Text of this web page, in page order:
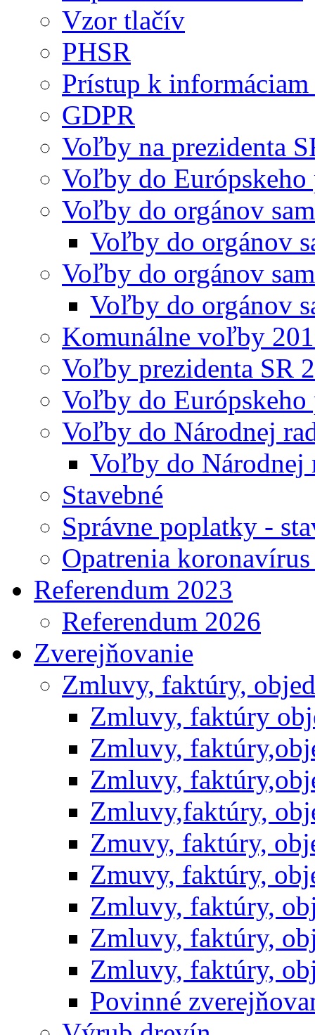
Vzor tlačív
PHSR
Prístup k
GDPR
Voľby na prezidenta
Voľby do Európskeho
Voľby do orgánov
Voľby do orgánov
Voľby do orgánov
Voľby do orgánov
Komunálne voľby
Voľby prezidenta SR
Voľby do Európskeho
Voľby do Národnej
Voľby do Národnej
Stavebné
Správne poplatky -
Opatrenia
Referendum 2023
Referendum 2026
Zverejňovanie
Zmluvy, faktúry,
Zmluvy, faktúry
Zmluvy,
Zmluvy,
Zmluvy,faktúry,
Zmuvy, faktúry,
Zmuvy, faktúry,
Zmluvy, faktúry,
Zmluvy, faktúry,
Zmluvy, faktúry,
Povinné